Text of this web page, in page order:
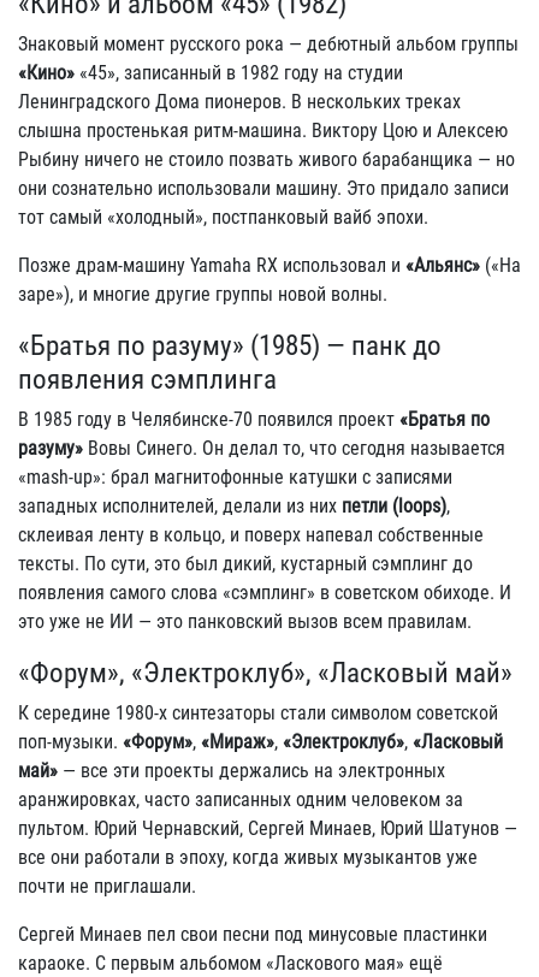
Знаковый момент русского рока — дебютный альбом группы
«Кино» «45», записанный в 1982 году на студии
Ленинградского Дома пионеров. В нескольких треках
слышна простенькая ритм-машина. Виктору Цою и Алексею
Рыбину ничего не стоило позвать живого барабанщика — но
они сознательно использовали машину. Это придало записи
тот самый «холодный», постпанковый вайб эпохи.
Позже драм-машину Yamaha RX использовал и «Альянс» («На
заре»), и многие другие группы новой волны.
«Братья по разуму» (1985) — панк до
появления сэмплинга
В 1985 году в Челябинске-70 появился проект «Братья по
разуму» Вовы Синего. Он делал то, что сегодня называется
«mash-up»: брал магнитофонные катушки с записями
западных исполнителей, делали из них петли (loops),
склеивая ленту в кольцо, и поверх напевал собственные
тексты. По сути, это был дикий, кустарный сэмплинг до
появления самого слова «сэмплинг» в советском обиходе. И
это уже не ИИ — это панковский вызов всем правилам.
«Форум», «Электроклуб», «Ласковый май»
К середине 1980-х синтезаторы стали символом советской
поп-музыки. «Форум», «Мираж», «Электроклуб», «Ласковый
май» — все эти проекты держались на электронных
аранжировках, часто записанных одним человеком за
пультом. Юрий Чернавский, Сергей Минаев, Юрий Шатунов —
все они работали в эпоху, когда живых музыкантов уже
почти не приглашали.
Сергей Минаев пел свои песни под минусовые пластинки
караоке. С первым альбомом «Ласкового мая» ещё